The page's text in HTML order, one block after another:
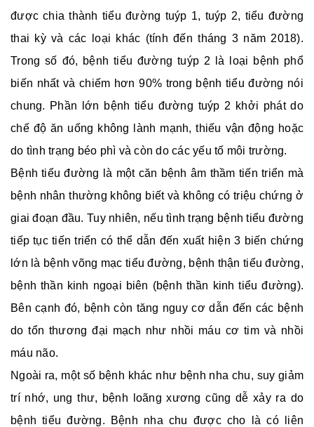
được chia thành tiểu đường tuýp 1, tuýp 2, tiểu đường
thai kỳ và các loại khác (tính đến tháng 3 năm 2018).
Trong số đó, bệnh tiểu đường tuýp 2 là loại bệnh phổ
biến nhất và chiếm hơn 90% trong bệnh tiểu đường nói
chung. Phần lớn bệnh tiểu đường tuýp 2 khởi phát do
chế độ ăn uống không lành mạnh, thiếu vận động hoặc
do tình trạng béo phì và còn do các yếu tố môi trường.
Bệnh tiểu đường là một căn bệnh âm thầm tiến triển mà
bệnh nhân thường không biết và không có triệu chứng ở
giai đoạn đầu. Tuy nhiên, nếu tình trạng bệnh tiểu đường
tiếp tục tiến triển có thể dẫn đến xuất hiện 3 biến chứng
lớn là bệnh võng mạc tiểu đường, bệnh thận tiểu đường,
bệnh thần kinh ngoại biên (bệnh thần kinh tiểu đường).
Bên cạnh đó, bệnh còn tăng nguy cơ dẫn đến các bệnh
do tổn thương đại mạch như nhồi máu cơ tim và nhồi
máu não.
Ngoài ra, một số bệnh khác như bệnh nha chu, suy giảm
trí nhớ, ung thư, bệnh loãng xương cũng dễ xảy ra do
bệnh tiểu đường. Bệnh nha chu được cho là có liên